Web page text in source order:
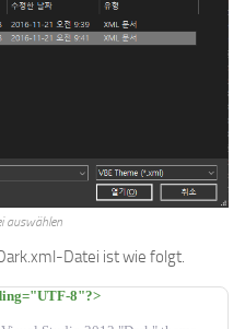
auswählen
Datei ist wie folgt.
8"?>